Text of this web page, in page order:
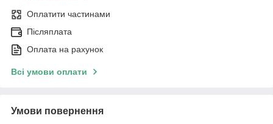
Оплатити частинами
Післяплата
Оплата на рахунок
Всі умови оплати
Умови повернення